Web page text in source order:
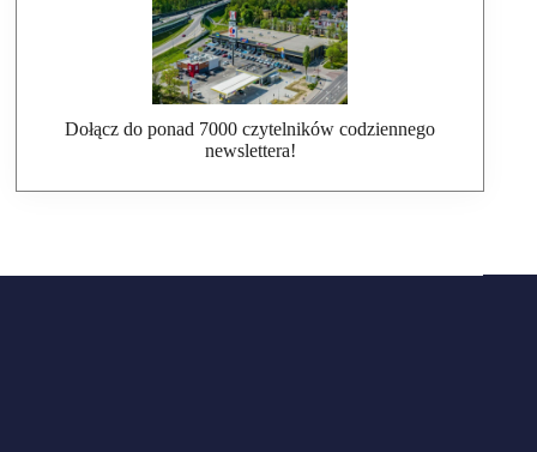
Dołącz do ponad 7000 czytelników codziennego
newslettera!